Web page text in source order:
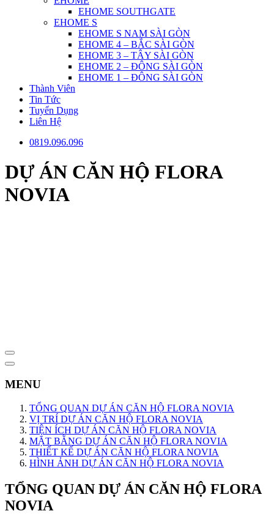
EHOME SOUTHGATE
EHOME S
EHOME S NAM SÀI GÒN
EHOME 4 – BẮC SÀI GÒN
EHOME 3 – TÂY SÀI GÒN
EHOME 2 – ĐÔNG SÀI GÒN
EHOME 1 – ĐÔNG SÀI GÒN
Thành Viên
Tin Tức
Tuyển Dụng
Liên Hệ
0819.096.096
DỰ ÁN CĂN HỘ FLORA
NOVIA
MENU
TỔNG QUAN DỰ ÁN CĂN HỘ FLORA NOVIA
VỊ TRÍ DỰ ÁN CĂN HỘ FLORA NOVIA
TIỆN ÍCH DỰ ÁN CĂN HỘ FLORA NOVIA
MẶT BẰNG DỰ ÁN CĂN HỘ FLORA NOVIA
THIẾT KẾ DỰ ÁN CĂN HỘ FLORA NOVIA
HÌNH ẢNH DỰ ÁN CĂN HỘ FLORA NOVIA
TỔNG QUAN DỰ ÁN CĂN HỘ FLORA
NOVIA